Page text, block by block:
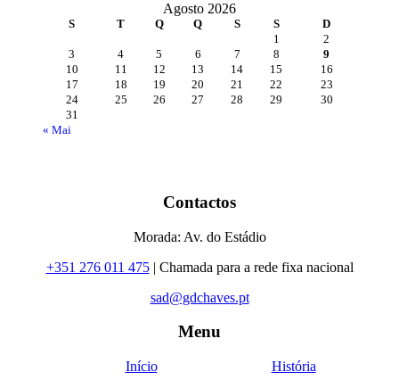
Agosto 2026
S T Q Q S S D
« Mai
1
2
3
4 5 6 7 8
9
10
11 12 13 14 15
16
17
18 19 20 21 22
23
24
25 26 27 28 29
30
31
Contactos
Morada: Av. do Estádio
+351 276 011 475| Chamada para a rede fixa nacional
sad@gdchaves.pt
Menu
Início História